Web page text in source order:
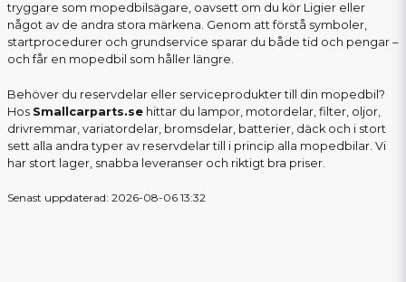
tryggare som mopedbilsägare, oavsett om du kör Ligier eller
något av de andra stora märkena. Genom att förstå symboler,
startprocedurer och grundservice sparar du både tid och pengar –
och får en mopedbil som håller längre.
Behöver du reservdelar eller serviceprodukter till din mopedbil?
Hos Smallcarparts.se hittar du lampor, motordelar, filter, oljor,
drivremmar, variatordelar, bromsdelar, batterier, däck och i stort
sett alla andra typer av reservdelar till i princip alla mopedbilar. Vi
har stort lager, snabba leveranser och riktigt bra priser.
Senast uppdaterad: 2026-08-06 13:32